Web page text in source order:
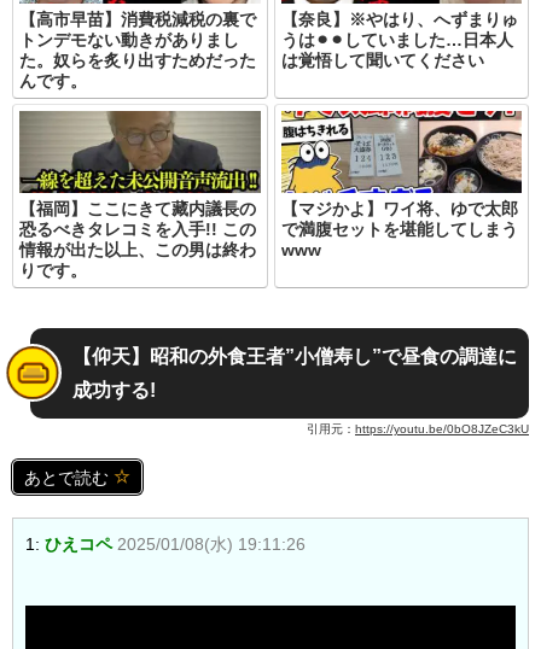
【高市早苗】消費税減税の裏で
トンデモない動きがありまし
た。奴らを炙り出すためだった
んです。
【奈良】※やはり、へずまりゅ
うは⚫︎⚫︎していました…日本人
は覚悟して聞いてください
【福岡】ここにきて藏内議長の
恐るべきタレコミを入手!! この
情報が出た以上、この男は終わ
りです。
【マジかよ】ワイ将、ゆで太郎
で満腹セットを堪能してしまう
www
【仰天】昭和の外食王者”小僧寿し”で昼食の調達に
成功する!
引用元： https://youtu.be/0bO8JZeC3kU
あとで読む
1: ひえコペ 2025/01/08(水) 19:11:26